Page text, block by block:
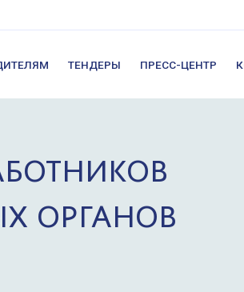
ТЕНДЕРЫ ПРЕСС-ЦЕНТР
ОРГАНОВ